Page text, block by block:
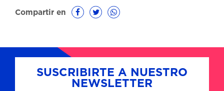
Compartir en
SUSCRIBIRTE A NUESTRO
NEWSLETTER